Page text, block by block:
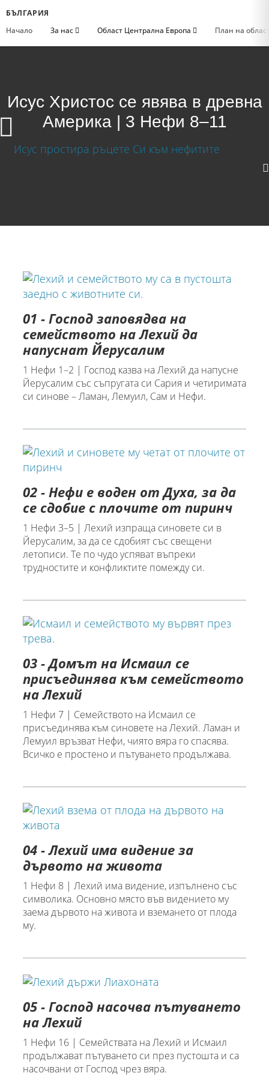
БЪЛГАРИЯ
Начало
За нас Област Централна Европа План на
Исус Христос се явява в древна
Америка | 3 Нефи 8–11
01 - Господ заповядва на
семейството на Лехий да
напуснат Йерусалим
1 Нефи 1–2 | Господ казва на Лехий да напусне
Йерусалим със съпругата си Сария и четиримата
си синове – Ламан, Лемуил, Сам и Нефи.
02 - Нефи е воден от Духа, за да
се сдобие с плочите от пиринч
1 Нефи 3–5 | Лехий изпраща синовете си в
Йерусалим, за да се сдобият със свещени
летописи. Те по чудо успяват въпреки
трудностите и конфликтите помежду си.
03 - Домът на Исмаил се
присъединява към семейството
на Лехий
1 Нефи 7 | Семейството на Исмаил се
присъединява към синовете на Лехий. Ламан и
Лемуил връзват Нефи, чиято вяра го спасява.
Всичко е простено и пътуването продължава.
04 - Лехий има видение за
дървото на живота
1 Нефи 8 | Лехий има видение, изпълнено със
символика. Основно място във видението му
заема дървото на живота и вземането от плода
му.
05 - Господ насочва пътуването
на Лехий
1 Нефи 16 | Семействата на Лехий и Исмаил
продължават пътуването си през пустошта и са
насочвани от Господ чрез вяра.